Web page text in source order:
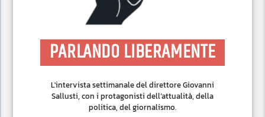
PARLANDO LIBERAMENTE
L'intervista settimanale del direttore Giovanni
Sallusti, con i protagonisti dell’attualità, della
politica, del giornalismo.